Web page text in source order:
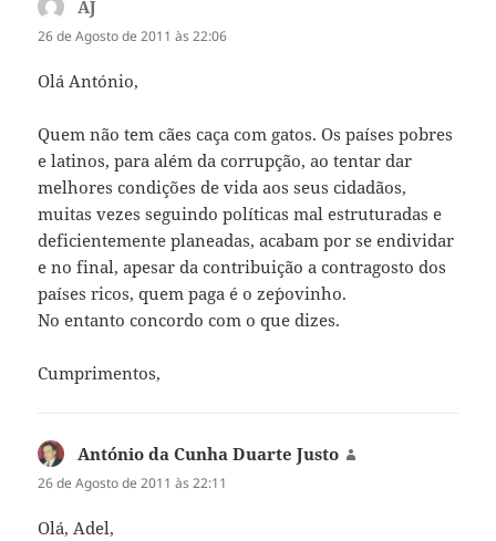
AJ
26 de Agosto de 2011 às 22:06
Olá António,
Quem não tem cães caça com gatos. Os países pobres
e latinos, para além da corrupção, ao tentar dar
melhores condições de vida aos seus cidadãos,
muitas vezes seguindo políticas mal estruturadas e
deficientemente planeadas, acabam por se endividar
e no final, apesar da contribuição a contragosto dos
países ricos, quem paga é o ze´povinho.
No entanto concordo com o que dizes.
Cumprimentos,
António da Cunha Duarte Justo
26 de Agosto de 2011 às 22:11
Olá, Adel,